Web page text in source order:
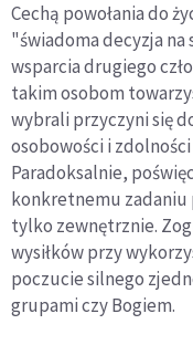
Cechą powołania do
"świadoma decyzja na
wsparcia drugiego
takim osobom
wybrali przyczyni się
osobowości i
Paradoksalnie,
konkretnemu zadaniu
tylko zewnętrznie.
wysiłków przy
poczucie silnego
grupami czy Bogiem.